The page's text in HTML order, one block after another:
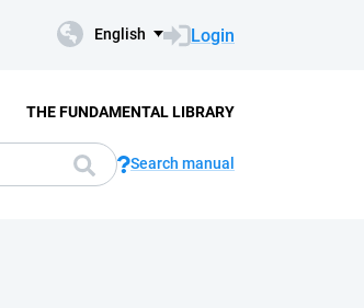
English Login
THE FUNDAMENTAL LIBRARY
Search manual